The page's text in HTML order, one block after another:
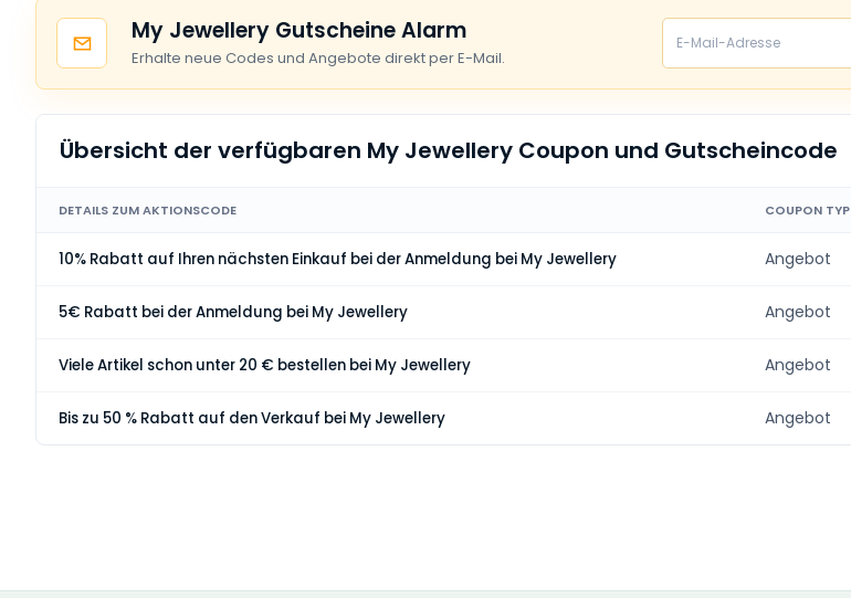
My Jewellery Gutscheine Alarm
Erhalte neue Codes und Angebote direkt per E-Mail.
Übersicht der verfügbaren My Jewellery Coupon und Gutscheincode
DETAILS ZUM AKTIONSCODE COUPON TYP
10% Rabatt auf Ihren nächsten Einkauf bei der Anmeldung bei My Jewellery Angebot
5€ Rabatt bei der Anmeldung bei My Jewellery Angebot
Viele Artikel schon unter 20 € bestellen bei My Jewellery Angebot
Bis zu 50 % Rabatt auf den Verkauf bei My Jewellery Angebot